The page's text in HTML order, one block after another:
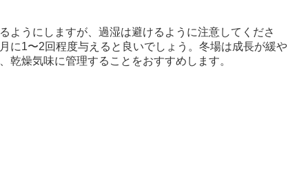
ようにしますが、過湿は避けるように注意してくださ
に1〜2回程度与えると良いでしょう。冬場は成長が緩や
乾燥気味に管理することをおすすめします。